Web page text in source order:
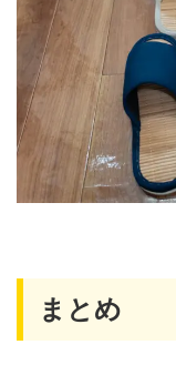
まとめ